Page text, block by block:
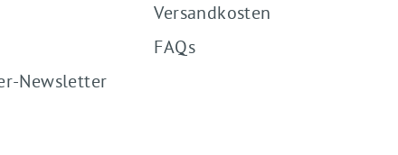
Newsletter
Versandkosten
FAQs